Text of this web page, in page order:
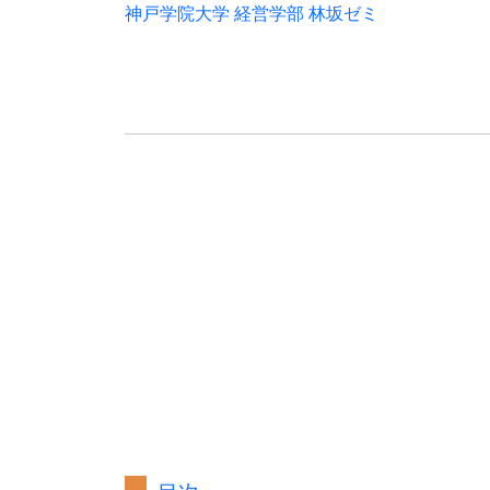
神戸学院大学 経営学部 林坂ゼミ